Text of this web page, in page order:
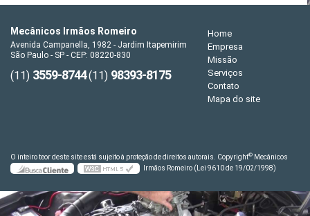
Mecânicos Irmãos Romeiro
Avenida Campanella, 1982 - Jardim Itapemirim
São Paulo - SP - CEP: 08220-830
(11) 3559-8744(11) 98393-8175
Home
Empresa
Missão
Serviços
Contato
Mapa do site
O inteiro teor deste site está sujeito à proteção de direitos autorais. Copyright© Mecânicos
Irmãos Romeiro (Lei 9610 de 19/02/1998)